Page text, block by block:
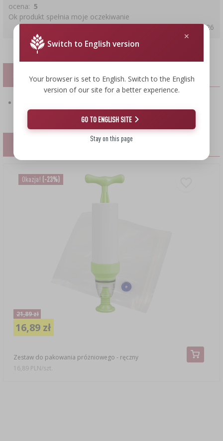
ocena: 5
Ok produkt spełnia moje oczekiwanie
2021-10-26
PLIKI
Okazja! (-23%)
Zestaw do pakowania próżniowego - ręczny
21,89 zł
16,89 zł
16,89 PLN/szt.
Switch to English version
Your browser is set to English. Switch to the English
version of our site for a better experience.
GO TO ENGLISH SITE
Stay on this page